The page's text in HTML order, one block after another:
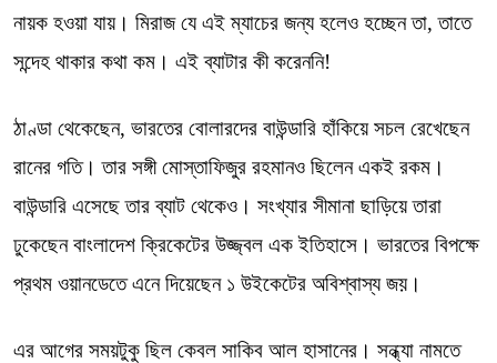
নায়ক হওয়া যায়। মিরাজ যে এই ম্যাচের জন্য হলেও হচ্ছেন তা, তাতে
সন্দেহ থাকার কথা কম। এই ব্যাটার কী করেননি!
ঠাণ্ডা থেকেছেন, ভারতের বোলারদের বাউন্ডারি হাঁকিয়ে সচল রেখেছেন
রানের গতি। তার সঙ্গী মোস্তাফিজুর রহমানও ছিলেন একই রকম।
বাউন্ডারি এসেছে তার ব্যাট থেকেও। সংখ্যার সীমানা ছাড়িয়ে তারা
ঢুকেছেন বাংলাদেশ ক্রিকেটের উজ্জ্বল এক ইতিহাসে। ভারতের বিপক্ষে
প্রথম ওয়ানডেতে এনে দিয়েছেন ১ উইকেটের অবিশ্বাস্য জয়।
এর আগের সময়টুকু ছিল কেবল সাকিব আল হাসানের। সন্ধ্যা নামতে